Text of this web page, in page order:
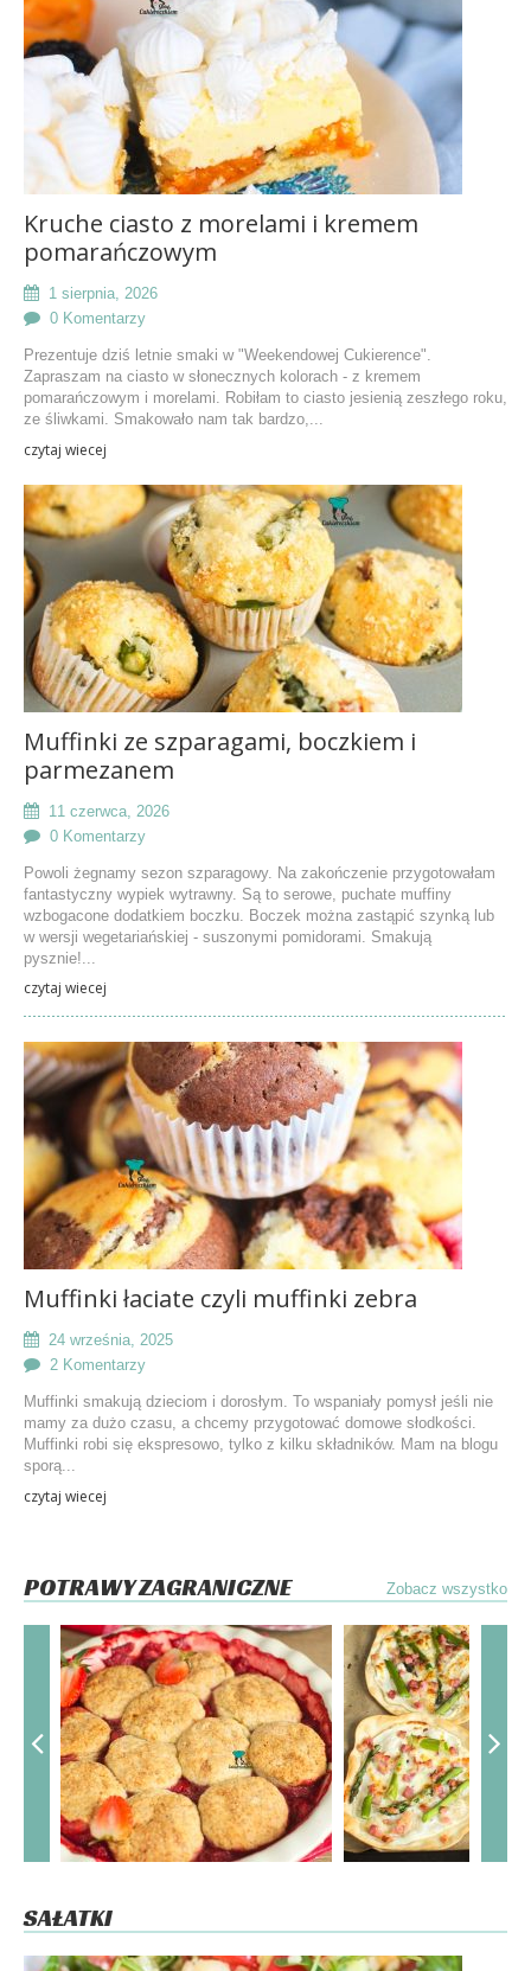
Kruche ciasto z morelami i kremem
pomarańczowym
1 sierpnia, 2026
0 Komentarzy
Prezentuje dziś letnie smaki w "Weekendowej Cukierence".
Zapraszam na ciasto w słonecznych kolorach - z kremem
pomarańczowym i morelami. Robiłam to ciasto jesienią zeszłego roku,
ze śliwkami. Smakowało nam tak bardzo,...
czytaj wiecej
Muffinki ze szparagami, boczkiem i
parmezanem
11 czerwca, 2026
0 Komentarzy
Powoli żegnamy sezon szparagowy. Na zakończenie przygotowałam
fantastyczny wypiek wytrawny. Są to serowe, puchate muffiny
wzbogacone dodatkiem boczku. Boczek można zastąpić szynką lub
w wersji wegetariańskiej - suszonymi pomidorami. Smakują
pysznie!...
czytaj wiecej
Muffinki łaciate czyli muffinki zebra
24 września, 2025
2 Komentarzy
Muffinki smakują dzieciom i dorosłym. To wspaniały pomysł jeśli nie
mamy za dużo czasu, a chcemy przygotować domowe słodkości.
Muffinki robi się ekspresowo, tylko z kilku składników. Mam na blogu
sporą...
czytaj wiecej
POTRAWY ZAGRANICZNE Zobacz wszystko
SAŁATKI